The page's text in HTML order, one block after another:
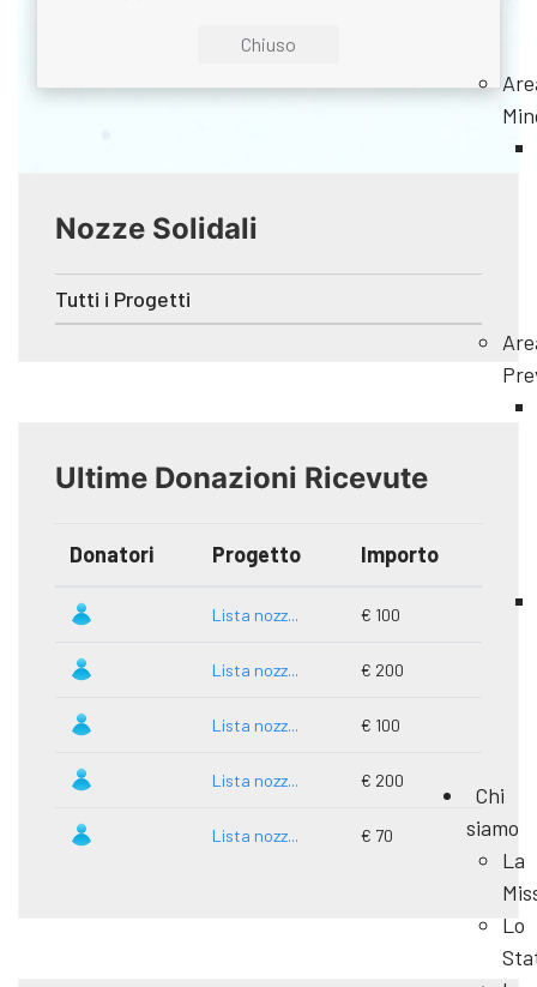
Chi
siamo
La
Lo
Nozze Solidali
Tutti i Progetti
Ultime Donazioni Ricevute
Donatori Progetto Importo
Lista nozz... € 100
Lista nozz... € 200
Lista nozz... € 100
Lista nozz... € 200
Lista nozz... € 70